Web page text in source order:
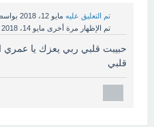
تم التعليق عليه مايو 12، 2018
تم الإظهار مرة أخرى مايو 14، 2018
حبيبت قلبي ربي يعزك يا عمري
قلبي